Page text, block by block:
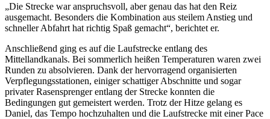
„Die Strecke war anspruchsvoll, aber genau das hat den Reiz
ausgemacht. Besonders die Kombination aus steilem Anstieg und
schneller Abfahrt hat richtig Spaß gemacht“, berichtet er.
Anschließend ging es auf die Laufstrecke entlang des
Mittellandkanals. Bei sommerlich heißen Temperaturen waren zwei
Runden zu absolvieren. Dank der hervorragend organisierten
Verpflegungsstationen, einiger schattiger Abschnitte und sogar
privater Rasensprenger entlang der Strecke konnten die
Bedingungen gut gemeistert werden. Trotz der Hitze gelang es
Daniel, das Tempo hochzuhalten und die Laufstrecke mit einer Pace